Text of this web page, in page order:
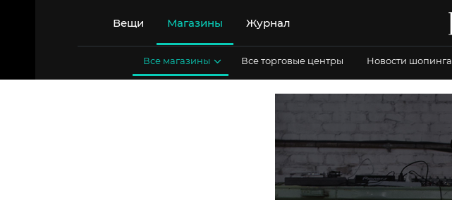
Вещи Магазины Журнал
Все магазины Все торговые центры Новости шопинга